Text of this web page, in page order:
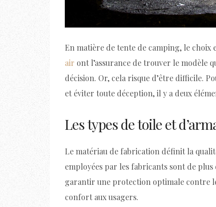
En matière de tente de camping, le choix
air ont l’assurance de trouver le modèle
décision. Or, cela risque d’être difficile.
et éviter toute déception, il y a deux
Les types de toile et
Le matériau de fabrication définit la
employées par les fabricants sont de
garantir une protection optimale contre
confort aux usagers.